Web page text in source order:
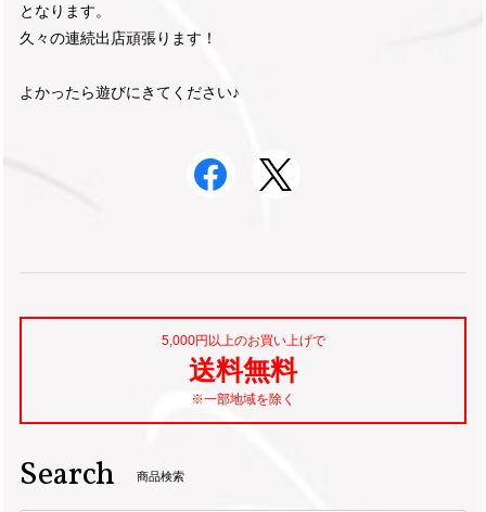
となります。
久々の連続出店頑張ります！
よかったら遊びにきてください♪
5,000円以上のお買い上げで
送料無料
※一部地域を除く
Search 商品検索